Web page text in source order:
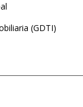
(GDTI)